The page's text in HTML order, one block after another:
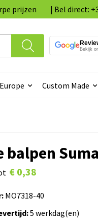
prijzen | Bel direct:
Bekijk
Custom Made
balpen
€ 0,38
MO7318-40
5 werkdag(en)